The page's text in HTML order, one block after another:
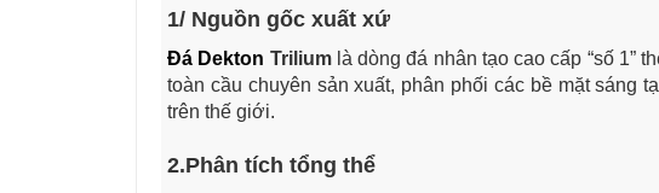
1/ Nguồn gốc xuất xứ
Đá Dekton Trilium là dòng đá nhân tạo cao cấp “số
toàn cầu chuyên sản xuất, phân phối các bề mặt
trên thế giới.
2.Phân tích tổng thể